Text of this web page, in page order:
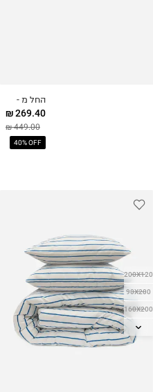
החל מ -
269.40 ₪
449.00 ₪
40% OFF
200X120
90X200
160X200
200X140
180X200